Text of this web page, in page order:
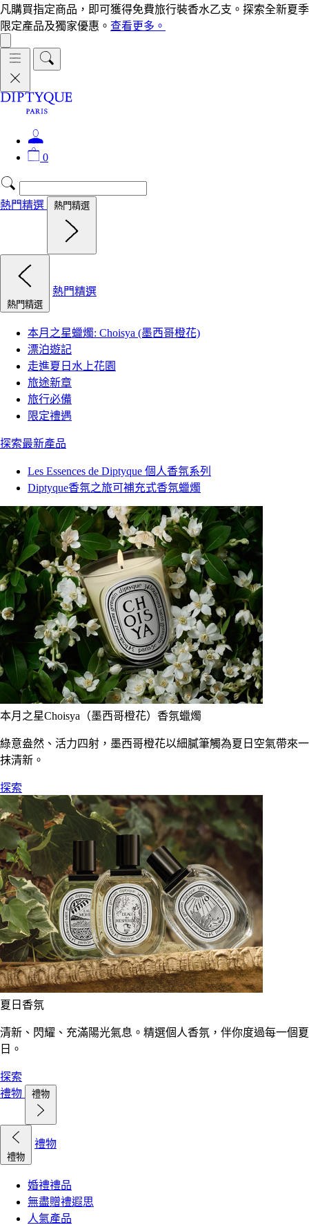
凡購買指定商品，即可獲得免費旅行裝香水乙支。探索全新夏季
限定產品及獨家優惠。 查看更多。
0
熱門精選 熱門精選
熱門精選
熱門精選
本月之星蠟燭: Choisya (墨西哥橙花)
漂泊遊記
走進夏日水上花園
旅途新章
旅行必備
限定禮遇
探索最新產品
Les Essences de Diptyque 個人香氛系列
Diptyque香氛之旅可補充式香氛蠟燭
本月之星Choisya（墨西哥橙花）香氛蠟燭
綠意盎然、活力四射，墨西哥橙花以細膩筆觸為夏日空氣帶來一
抹清新。
探索
夏日香氛
清新、閃耀、充滿陽光氣息。精選個人香氛，伴你度過每一個夏
日。
探索
禮物
禮物
禮物
禮物
婚禮禮品
無盡贈禮遐思
人氣產品